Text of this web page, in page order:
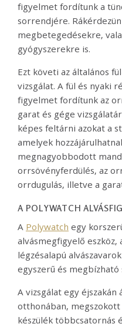
figyelmet fordítunk a
sorrendjére.
megbetegedésekre,
gyógyszerekre is.
Ezt követi az általános
vizsgálat. A fül és nyaki
figyelmet fordítunk az
garat és gége
képes feltárni azokat a
amelyek
megnagyobbodott
orrsövényferdülés, az
orrdugulás, illetve a
A POLYWATCH
A Polywatch egy
alvásmegfigyelő
légzésalapú
egyszerű és megbízható
A vizsgálat egy
otthonában,
készülék többcsatornás